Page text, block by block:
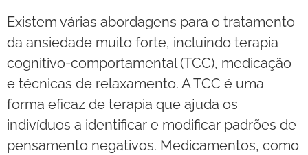
Existem várias abordagens para o tratamento
da ansiedade muito forte, incluindo terapia
cognitivo-comportamental (TCC), medicação
e técnicas de relaxamento. A TCC é uma
forma eficaz de terapia que ajuda os
indivíduos a identificar e modificar padrões de
pensamento negativos. Medicamentos, como